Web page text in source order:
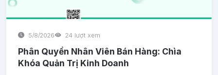
5/8/2026 24 lượt xem
Phân Quyền Nhân Viên Bán Hàng: Chìa
Khóa Quản Trị Kinh Doanh